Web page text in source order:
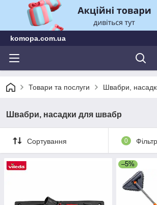
komopa.com.ua
Товари та послуги Швабри,
Швабри, насадки для швабр
Сортування 0
–5%